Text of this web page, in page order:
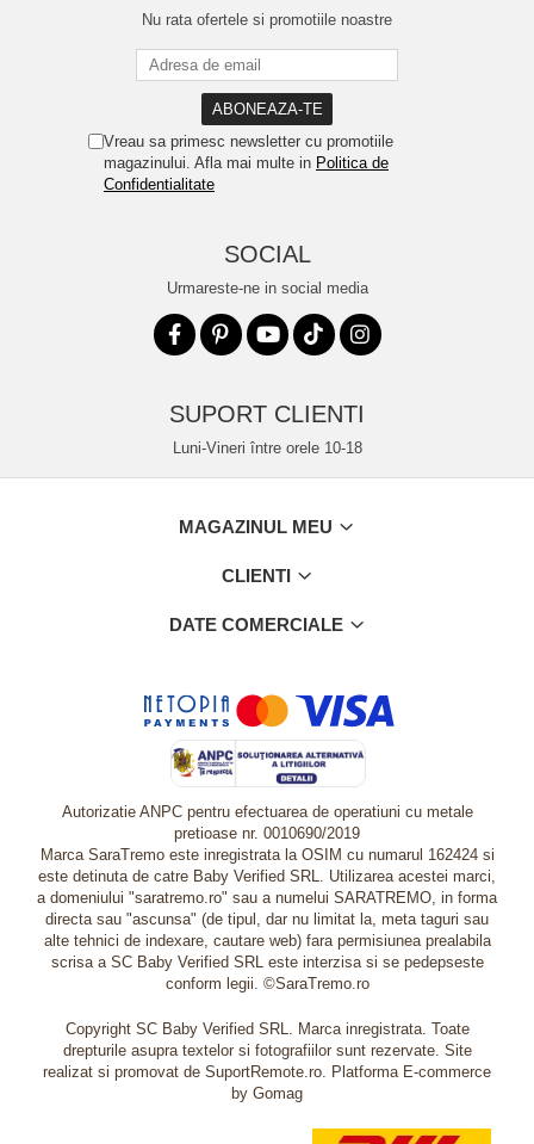
Nu rata ofertele si promotiile noastre
Vreau sa primesc newsletter cu promotiile
magazinului. Afla mai multe in Politica de
Confidentialitate
SOCIAL
Urmareste-ne in social media
SUPORT CLIENTI
Luni-Vineri între orele 10-18
MAGAZINUL MEU
CLIENTI
DATE COMERCIALE
Autorizatie ANPC pentru efectuarea de operatiuni cu metale
pretioase nr. 0010690/2019
Marca SaraTremo este inregistrata la OSIM cu numarul 162424 si
este detinuta de catre Baby Verified SRL. Utilizarea acestei marci,
a domeniului "saratremo.ro" sau a numelui SARATREMO, in forma
directa sau "ascunsa" (de tipul, dar nu limitat la, meta taguri sau
alte tehnici de indexare, cautare web) fara permisiunea prealabila
scrisa a SC Baby Verified SRL este interzisa si se pedepseste
conform legii. ©SaraTremo.ro
Copyright SC Baby Verified SRL. Marca inregistrata. Toate
drepturile asupra textelor si fotografiilor sunt rezervate. Site
realizat si promovat de SuportRemote.ro. Platforma E-commerce
by Gomag